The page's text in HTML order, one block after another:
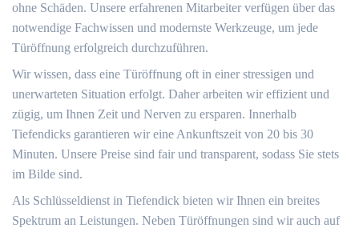
ohne Schäden. Unsere erfahrenen Mitarbeiter verfügen über das
notwendige Fachwissen und modernste Werkzeuge, um jede
Türöffnung erfolgreich durchzuführen.
Wir wissen, dass eine Türöffnung oft in einer stressigen und
unerwarteten Situation erfolgt. Daher arbeiten wir effizient und
zügig, um Ihnen Zeit und Nerven zu ersparen. Innerhalb
Tiefendicks garantieren wir eine Ankunftszeit von 20 bis 30
Minuten. Unsere Preise sind fair und transparent, sodass Sie stets
im Bilde sind.
Als Schlüsseldienst in Tiefendick bieten wir Ihnen ein breites
Spektrum an Leistungen. Neben Türöffnungen sind wir auch auf